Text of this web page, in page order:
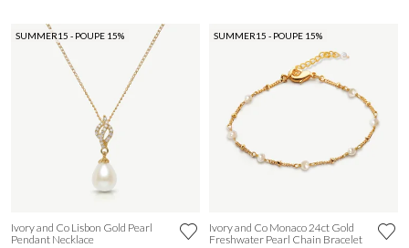
SUMMER15 - POUPE 15%
Ivory and Co Lisbon Gold Pearl
Pendant Necklace
SUMMER15 - POUPE 15%
Ivory and Co Monaco 24ct Gold
Freshwater Pearl Chain Bracelet